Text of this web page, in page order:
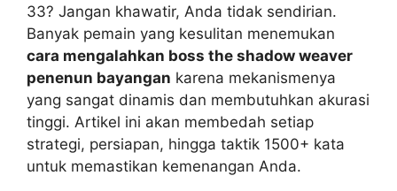
33? Jangan khawatir, Anda tidak sendirian.
Banyak pemain yang kesulitan menemukan
cara mengalahkan boss the shadow weaver
penenun bayangan karena mekanismenya
yang sangat dinamis dan membutuhkan akurasi
tinggi. Artikel ini akan membedah setiap
strategi, persiapan, hingga taktik 1500+ kata
untuk memastikan kemenangan Anda.